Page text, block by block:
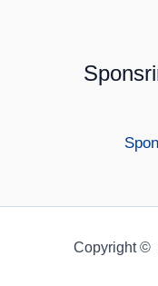
Copyright ©